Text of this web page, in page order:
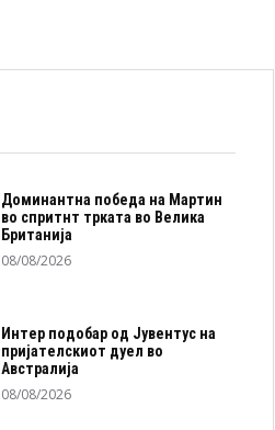
Доминантна победа на Мартин
во спритнт трката во Велика
Британија
08/08/2026
Интер подобар од Јувентус на
пријателскиот дуел во
Австралија
08/08/2026